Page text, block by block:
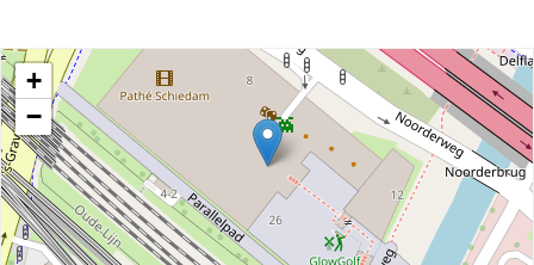
+
−